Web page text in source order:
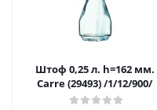
Штоф 0,25 л. h=162 мм.
Carre (29493) /1/12/900/